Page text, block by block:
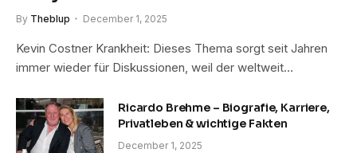
By Theblup December 1, 2025
Kevin Costner Krankheit: Dieses Thema sorgt seit Jahren
immer wieder für Diskussionen, weil der weltweit…
Ricardo Brehme – Biografie, Karriere,
Privatleben & wichtige Fakten
December 1, 2025